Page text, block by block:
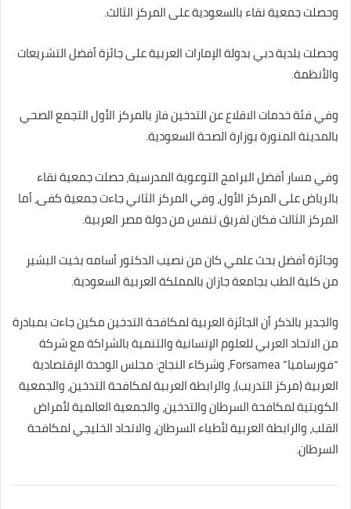
وحصلت جمعية نقاء بالسعودية على المركز الثالث.
وحصلت بلدية دبي بدولة الإمارات العربية على جائزة أفضل التشريعات
والأنظمة.
وفي فئة خدمات الاقلاع عن التدخين فاز بالمركز الأول التجمع الصحي
بالمدينة المنورة بوزارة الصحة السعودية.
وفي مسار أفضل البرامج التوعوية المدرسية، حصلت جمعية نقاء
بالرياض على المركز الأول، وفي المركز الثاني جاءت جمعية كفى، أما
المركز الثالث فكان لفريق تنفس من دولة مصر العربية.
وجائزة أفضل بحث علمي كان من نصيب الدكتور أسامه بخيت البشير
من كلية الطب بجامعة جازان بالمملكة العربية السعودية.
والجدير بالذكر أن الجائزة العربية لمكافحة التدخين مكين جاءت بمبادرة
من الاتحاد العربي للعلوم الإنسانية والتنمية بالشراكة مع شركة
“فورساميا” Forsamea، وشركاء النجاح: مجلس الوحدة الإقتصادية
العربية (مركز التدريب)، والرابطة العربية لمكافحة التدخين، والجمعية
الكويتية لمكافحة السرطان والتدخين، والجمعية العالمية لأمراض
القلب، والرابطة العربية لأطباء السرطان، والاتحاد الخليجي لمكافحة
السرطان.